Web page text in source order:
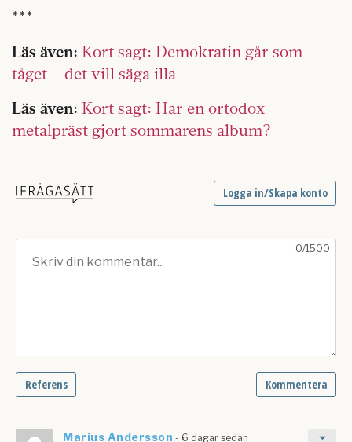
***
Läs även: Kort sagt: Demokratin går som
tåget – det vill säga illa
Läs även: Kort sagt: Har en ortodox
metalpräst gjort sommarens album?